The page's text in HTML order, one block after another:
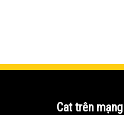
Cat trên